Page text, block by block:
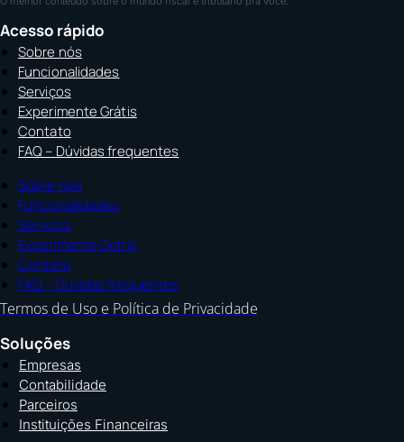
Acesso rápido
Sobre nós
Funcionalidades
Serviços
Experimente Grátis
Contato
FAQ – Dúvidas frequentes
Sobre nós
Funcionalidades
Serviços
Experimente Grátis
Contato
FAQ – Dúvidas frequentes
Termos de Uso e Política de Privacidade
Soluções
Empresas
Contabilidade
Parceiros
Instituições Financeiras